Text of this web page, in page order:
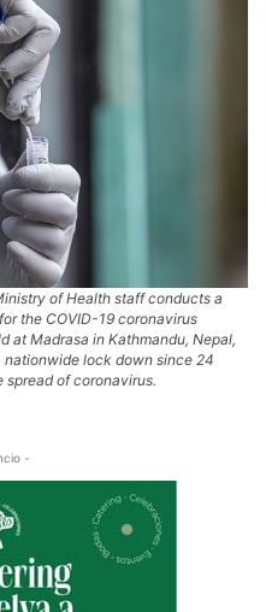
of Health staff conducts a
the COVID-19 coronavirus
at Madrasa in Kathmandu, Nepal,
nationwide lock down since 24
of coronavirus.
-